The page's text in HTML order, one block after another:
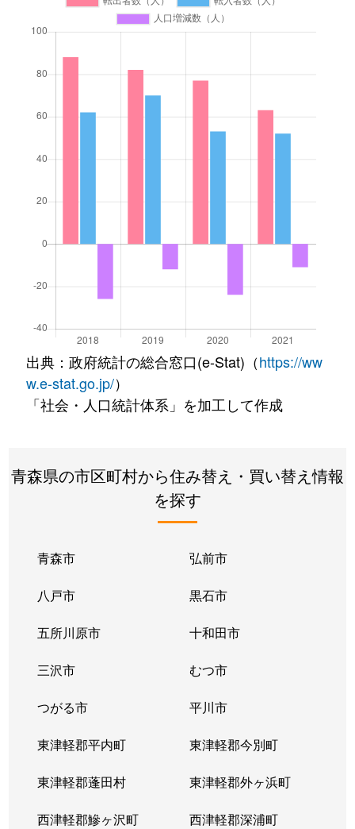
出典：政府統計の総合窓口(e-Stat)（https://ww
w.e-stat.go.jp/）
「社会・人口統計体系」を加工して作成
青森県の市区町村から住み替え・買い替え情報
を探す
青森市 弘前市
八戸市 黒石市
五所川原市 十和田市
三沢市 むつ市
つがる市 平川市
東津軽郡平内町 東津軽郡今別町
東津軽郡蓬田村 東津軽郡外ヶ浜町
西津軽郡鰺ヶ沢町 西津軽郡深浦町